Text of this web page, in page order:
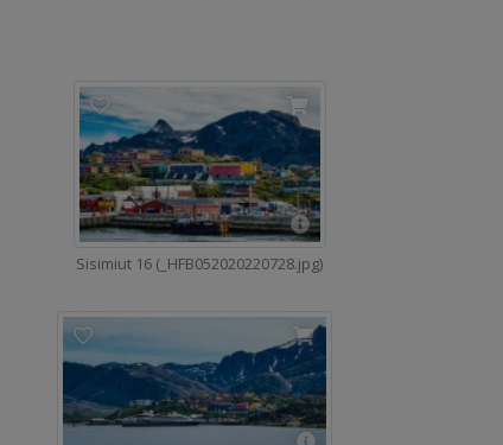
Sisimiut 16 (_HFB052020220728.jpg)